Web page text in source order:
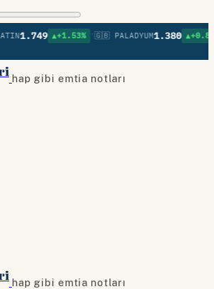
▲+1.53% •🇬🇧 PALADYUM1.380 ▲+0.80% •🇬🇧
hap gibi emtia notları
hap gibi emtia notları